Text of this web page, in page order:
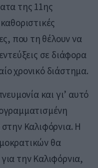
της 11ης
που τη θέλουν να
σε διάφορα
χρονικό διάστημα.
και γι’ αυτό
Καλιφόρνια. Η
θα
την Καλιφόρνια,